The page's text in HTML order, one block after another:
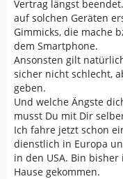
Vertrag längst
auf solchen Geräten
Gimmicks, die mache
dem Smartphone.
Ansonsten gilt
sicher nicht schlecht,
geben.
Und welche Ängste
musst Du mit Dir
Ich fahre jetzt schon
dienstlich in Europa
in den USA. Bin
Hause gekommen.